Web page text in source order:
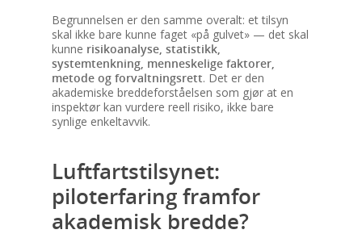
Begrunnelsen er den samme overalt: et tilsyn
skal ikke bare kunne faget «på gulvet» — det skal
kunne risikoanalyse, statistikk,
systemtenkning, menneskelige faktorer,
metode og forvaltningsrett. Det er den
akademiske breddeforståelsen som gjør at en
inspektør kan vurdere reell risiko, ikke bare
synlige enkeltavvik.
Luftfartstilsynet:
piloterfaring framfor
akademisk bredde?